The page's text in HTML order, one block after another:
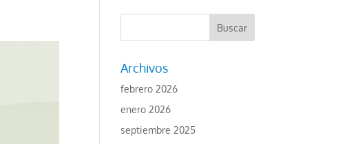
Archivos
febrero 2026
enero 2026
septiembre 2025